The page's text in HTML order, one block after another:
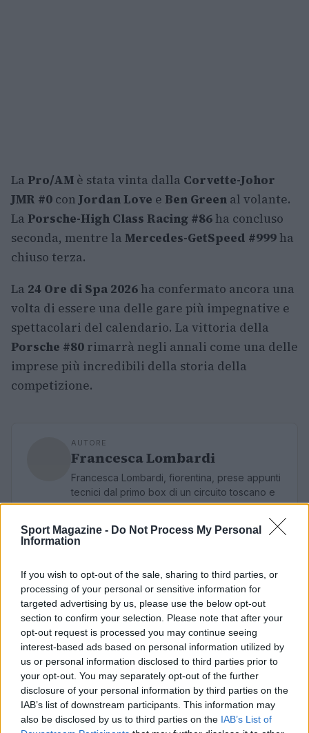
Sport Magazine - Do Not Process My Personal
Information
If you wish to opt-out of the sale, sharing to third parties, or
processing of your personal or sensitive information for
targeted advertising by us, please use the below opt-out
section to confirm your selection. Please note that after your
opt-out request is processed you may continue seeing
interest-based ads based on personal information utilized by
us or personal information disclosed to third parties prior to
your opt-out. You may separately opt-out of the further
disclosure of your personal information by third parties on the
IAB’s list of downstream participants. This information may
also be disclosed by us to third parties on the IAB’s List of
La Pro/AM è stata vinta dalla Corvette-Johor
JMR #0 conJordan Love e Ben Green al volante.
La Porsche-High Class Racing #86 ha concluso
seconda, mentre la Mercedes-GetSpeed #999 ha
chiuso terza.
La 24 Ore di Spa 2026 ha confermato ancora una
volta di essere una delle gare più impegnative e
spettacolari del calendario. La vittoria della
Porsche #80 rimarrà negli annali come una delle
imprese più incredibili della storia della
competizione.
AUTORE
Francesca Lombardi
Francesca Lombardi, fiorentina, prese appunti
tecnici dal primo box di un circuito toscano e
da allora firma approfondimenti sui motori. In
alle prove su pista, cura il format 'tecnica e